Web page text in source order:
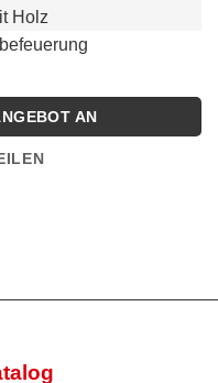
Holz
AN